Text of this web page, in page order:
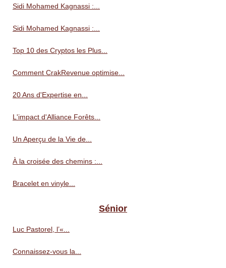
Sidi Mohamed Kagnassi :...
Sidi Mohamed Kagnassi :...
Top 10 des Cryptos les Plus...
Comment CrakRevenue optimise...
20 Ans d'Expertise en...
L'impact d'Alliance Forêts...
Un Aperçu de la Vie de...
À la croisée des chemins :...
Bracelet en vinyle...
Sénior
Luc Pastorel, l’«...
Connaissez-vous la...